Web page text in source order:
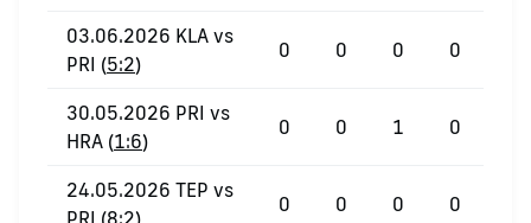
03.06.2026 KLA vs
PRI (5:2)
0 0 0 0
30.05.2026 PRI vs
HRA (1:6)
0 0 1 0
24.05.2026 TEP vs
PRI (8:2)
0 0 0 0